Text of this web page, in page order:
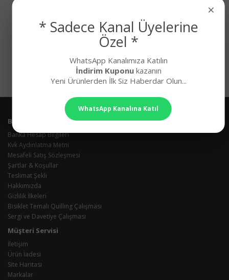
Bilgiler
Banka Hesap Bilgileri
Kvk Aydınlatma Metni
Mesafeli Satış Sözleşmesi
Şartlar & Koşullar
Teslimat Şekli
Hakkımızda
Gizlilik İlkeleri
Bisiklet Temalı Quilling Çalışması
Sergi ve Davetiye Çalışması
Müşteri Servisi
İletişim
Ürün İadesi
Site Haritası
Markalar
×
* Sadece Kanal Üyelerine
Özel *
WhatsApp Kanalımıza Katılın
İndirim Kuponukazanın
Yeni Ürünlerden İlk Siz Haberdar Olun...
WhatsApp Kanalına Katıl